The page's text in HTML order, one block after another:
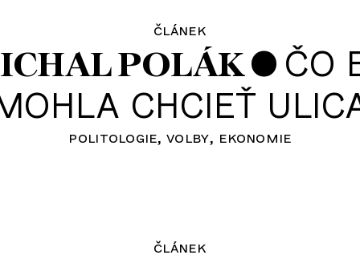
článek
POLÁK• ČO
CHCIEŤ
politologie volby ekonomie
článek